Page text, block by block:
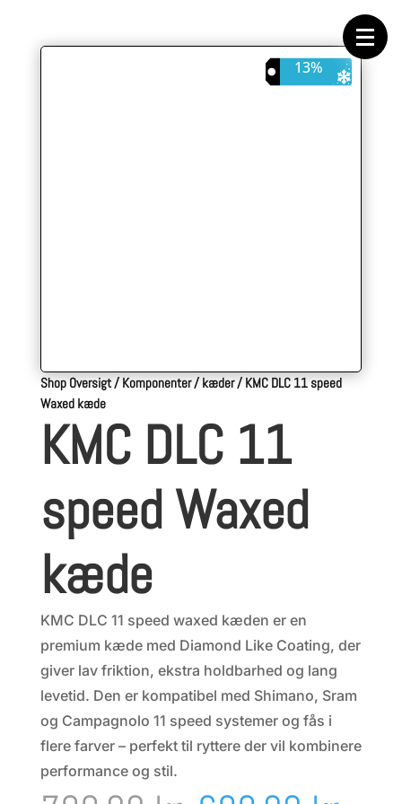
13%
Shop Oversigt/Komponenter/kæder/KMC DLC 11 speed
Waxed kæde
KMC DLC 11
speed Waxed
kæde
KMC DLC 11 speed waxed kæden er en
premium kæde med Diamond Like Coating, der
giver lav friktion, ekstra holdbarhed og lang
levetid. Den er kompatibel med Shimano, Sram
og Campagnolo 11 speed systemer og fås i
flere farver – perfekt til ryttere der vil kombinere
performance og stil.